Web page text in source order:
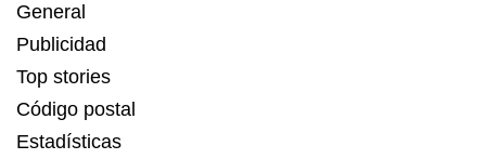
General
Publicidad
Top stories
Código postal
Estadísticas